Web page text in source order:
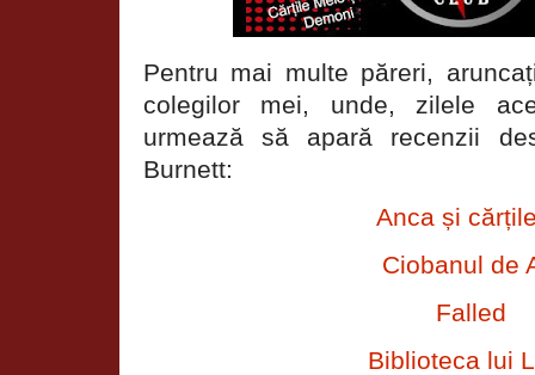
Pentru mai multe păreri,
colegilor mei, unde, zilele
urmează să apară recenzii
Burnett:
Anca și
Ciobanul de
Falled
Biblioteca lui